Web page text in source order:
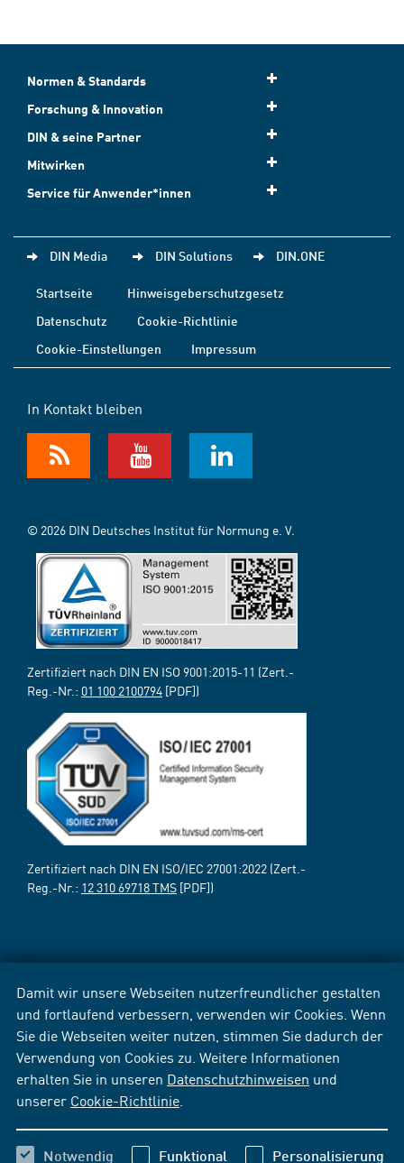
Damit wir unsere Webseiten nutzerfreundlicher gestalten
und fortlaufend verbessern, verwenden wir Cookies. Wenn
Sie die Webseiten weiter nutzen, stimmen Sie dadurch der
Verwendung von Cookies zu. Weitere Informationen
erhalten Sie in unseren Datenschutzhinweisen und
unserer Cookie-Richtlinie
Notwendig Funktional Personalisierung
Normen & Standards
Forschung & Innovation
DIN & seine Partner
Mitwirken
Service für Anwender*innen
DIN Media DIN Solutions DIN.ONE
Startseite
Hinweisgeberschutzgesetz
Datenschutz
Cookie-Richtlinie
Cookie-Einstellungen
Impressum
In Kontakt bleiben
© 2026 DIN Deutsches Institut für Normung e. V.
Zertifiziert nach DIN EN ISO 9001:2015-11 (Zert.-
Reg.-Nr.: 01 100 2100794 [PDF])
Zertifiziert nach DIN EN ISO/IEC 27001:2022 (Zert.-
Reg.-Nr.: 12 310 69718 TMS [PDF])